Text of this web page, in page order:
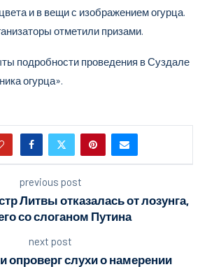
и в вещи с изображением огурца.
отметили призами.
подробности проведения в Суздале
огурца».
previous post
Литвы отказалась от лозунга,
со слоганом Путина
next post
опроверг слухи о намерении